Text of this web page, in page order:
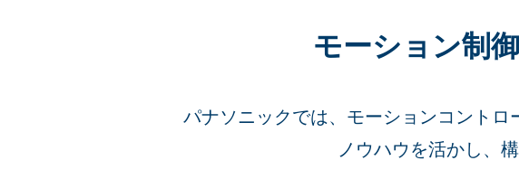
モーション制
パナソニックでは、モーションコント
ノウハウを活かし、